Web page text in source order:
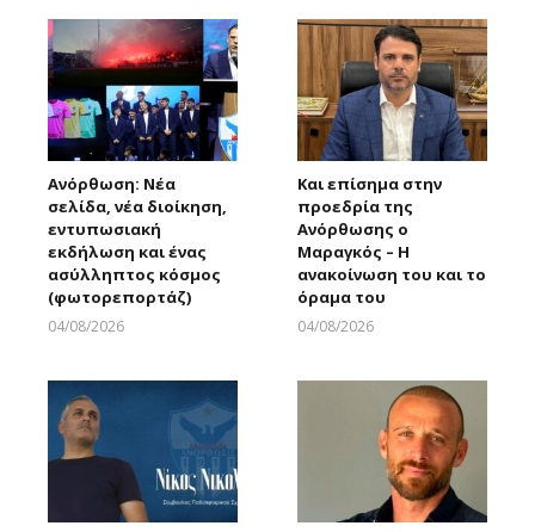
Ανόρθωση: Νέα
σελίδα, νέα διοίκηση,
εντυπωσιακή
εκδήλωση και ένας
ασύλληπτος κόσμος
(φωτορεπορτάζ)
04/08/2026
Και επίσημα στην
προεδρία της
Ανόρθωσης ο
Μαραγκός – Η
ανακοίνωση του και το
όραμα του
04/08/2026